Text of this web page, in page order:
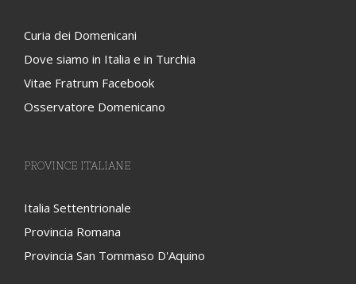
Curia dei Domenicani
Dove siamo in Italia e in Turchia
Vitae Fratrum Facebook
Osservatore Domenicano
PROVINCE ITALIANE
Italia Settentrionale
Provincia Romana
Provincia San Tommaso D'Aquino